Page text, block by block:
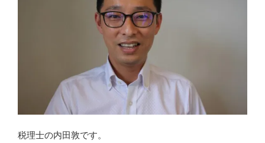
税理士の内田敦です。